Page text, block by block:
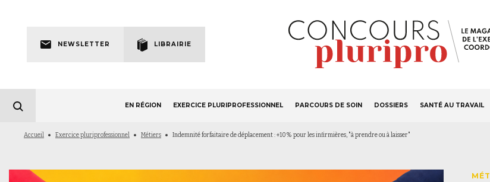
navigation
NEWSLETTER LIBRAIRIE S'ABONNER
principale
EN RÉGION EXERCICE PLURIPROFESSIONNEL PARCOURS DE SOIN DOSSIERS SANTÉ AU TRAVAIL
Fil
Accueil Exercice pluriprofessionnel Métiers Indemnité forfaitaire de déplacement : +10% pour les infirmières, "à prendre ou à laisser"